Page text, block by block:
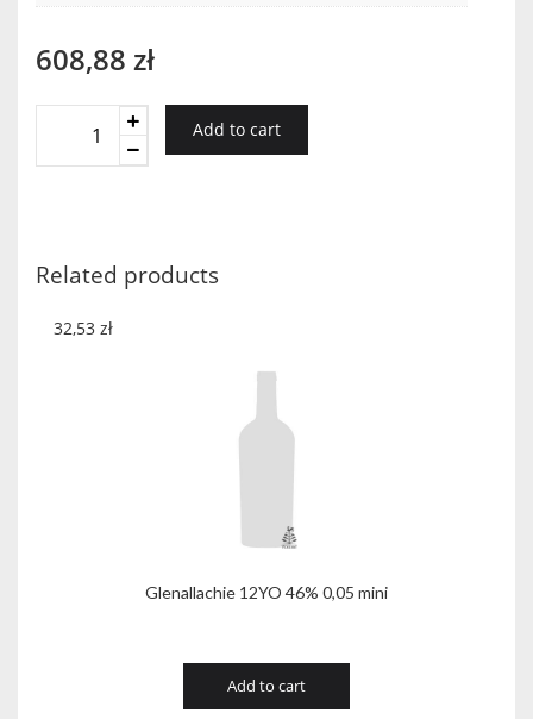
608,88 zł
Glenallachie
0,7L
quantity
Add to cart
Related products
Glenallachie 12YO 46% 0,05 mini
32,53 zł
Add to cart